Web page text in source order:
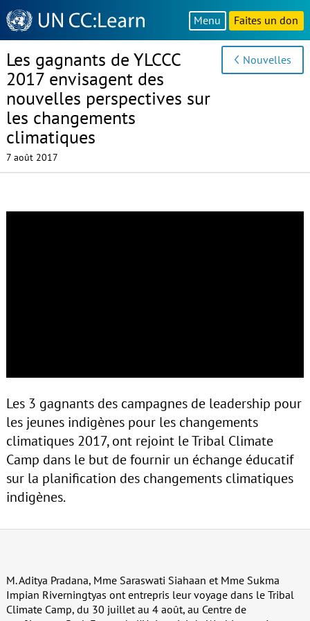
Knowledge
Sharing
Platform
Menu Faites un don
Les gagnants de YLCCC
2017 envisagent des
nouvelles perspectives sur
les changements
climatiques
7 août 2017
Nouvelles
Les 3 gagnants des campagnes de leadership pour
les jeunes indigènes pour les changements
climatiques 2017, ont rejoint le Tribal Climate
Camp dans le but de fournir un échange éducatif
sur la planification des changements climatiques
indigènes.
M. Aditya Pradana, Mme Saraswati Siahaan et Mme Sukma
Impian Riverningtyas ont entrepris leur voyage dans le Tribal
Climate Camp, du 30 juillet au 4 août, au Centre de